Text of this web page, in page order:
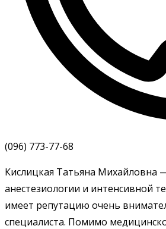
(096) 773-77-68
Кислицкая Татьяна Михайловна
анестезиологии и интенсивной
имеет репутацию очень
специалиста. Помимо